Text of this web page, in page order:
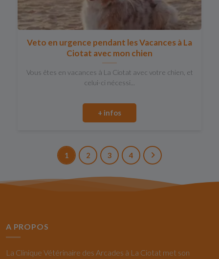
Veto en urgence pendant les Vacances à La
Ciotat avec mon chien
Vous êtes en vacances à La Ciotat avec votre chien, et
celui-ci nécessi...
+ infos
1 2 3 4
A PROPOS
La Clinique Vétérinaire des Arcades à La Ciotat met son